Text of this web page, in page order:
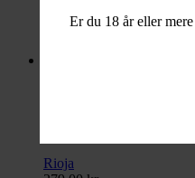
Er du 18 år eller
Rioja